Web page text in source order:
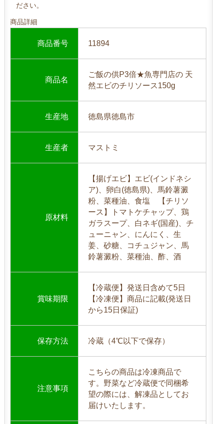
ださい。
商品詳細
商品番号 11894
商品名
ご飯の供P3倍★魚専門店の 天
然エビのチリソース150g
生産地 徳島県徳島市
生産者 マストミ
原材料
【揚げエビ】エビ(インドネシ
ア)、卵白(徳島県)、馬鈴薯澱
粉、菜種油、食塩 【チリソ
ース】トマトケチャップ、鶏
ガラスープ、白ネギ(国産)、チ
ューニャン、にんにく、生
姜、砂糖、コチュジャン、馬
鈴薯澱粉、菜種油、酢、酒
賞味期限
【冷蔵便】発送日含めて5日
【冷凍便】商品に記載(発送日
から15日保証)
保存方法 冷蔵（4℃以下で保存）
注意事項
こちらの商品は冷凍商品で
す。野菜など冷蔵便で同梱希
望の際には、解凍品としてお
届けいたします。